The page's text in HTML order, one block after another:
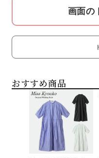
画面の
おすすめ商品